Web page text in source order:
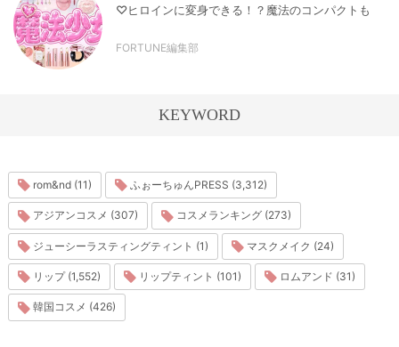
♡ヒロインに変身できる！？魔法のコンパクトも
FORTUNE編集部
KEYWORD
rom&nd (11) ふぉーちゅんPRESS (3,312)
アジアンコスメ (307) コスメランキング (273)
ジューシーラスティングティント (1) マスクメイク (24)
リップ (1,552) リップティント (101) ロムアンド (31)
韓国コスメ (426)